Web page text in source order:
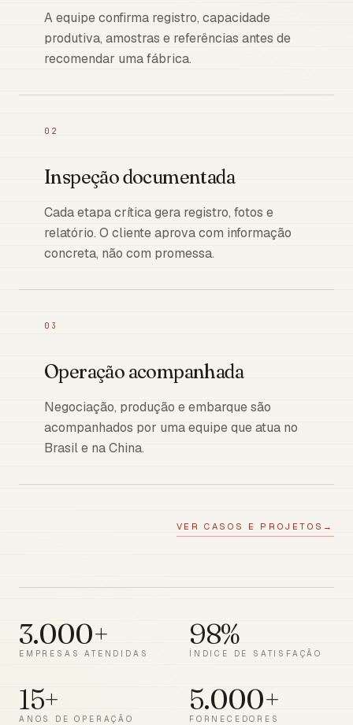
A equipe confirma registro, capacidade
produtiva, amostras e referências antes de
recomendar uma fábrica.
02
Inspeção documentada
Cada etapa crítica gera registro, fotos e
relatório. O cliente aprova com informação
concreta, não com promessa.
03
Operação acompanhada
Negociação, produção e embarque são
acompanhados por uma equipe que atua no
Brasil e na China.
VER CASOS E PROJETOS →
3.000+
EMPRESAS ATENDIDAS
98%
ÍNDICE DE SATISFAÇÃO
15+
ANOS DE OPERAÇÃO
5.000+
FORNECEDORES